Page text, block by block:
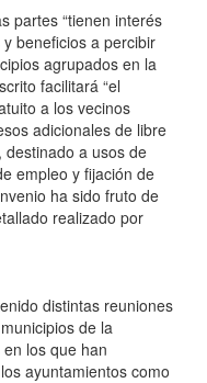
partes “tienen interés
beneficios a percibir
agrupados en la
facilitará “el
a los vecinos
adicionales de libre
destinado a usos de
empleo y fijación de
ha sido fruto de
realizado por
distintas reuniones
de la
en los que han
ayuntamientos como